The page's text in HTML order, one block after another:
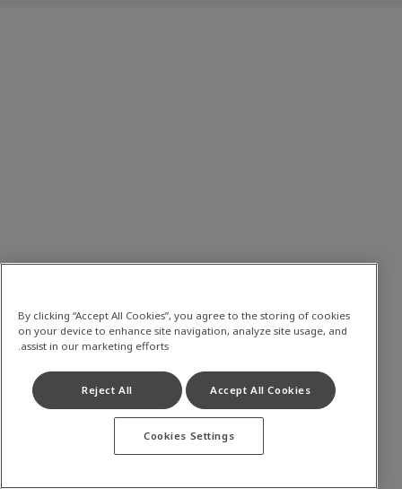
By clicking “Accept All Cookies”, you agree to the storing of cookies
on your device to enhance site navigation, analyze site usage, and
assist in our marketing efforts.
Accept All Cookies
Reject All
Cookies Settings